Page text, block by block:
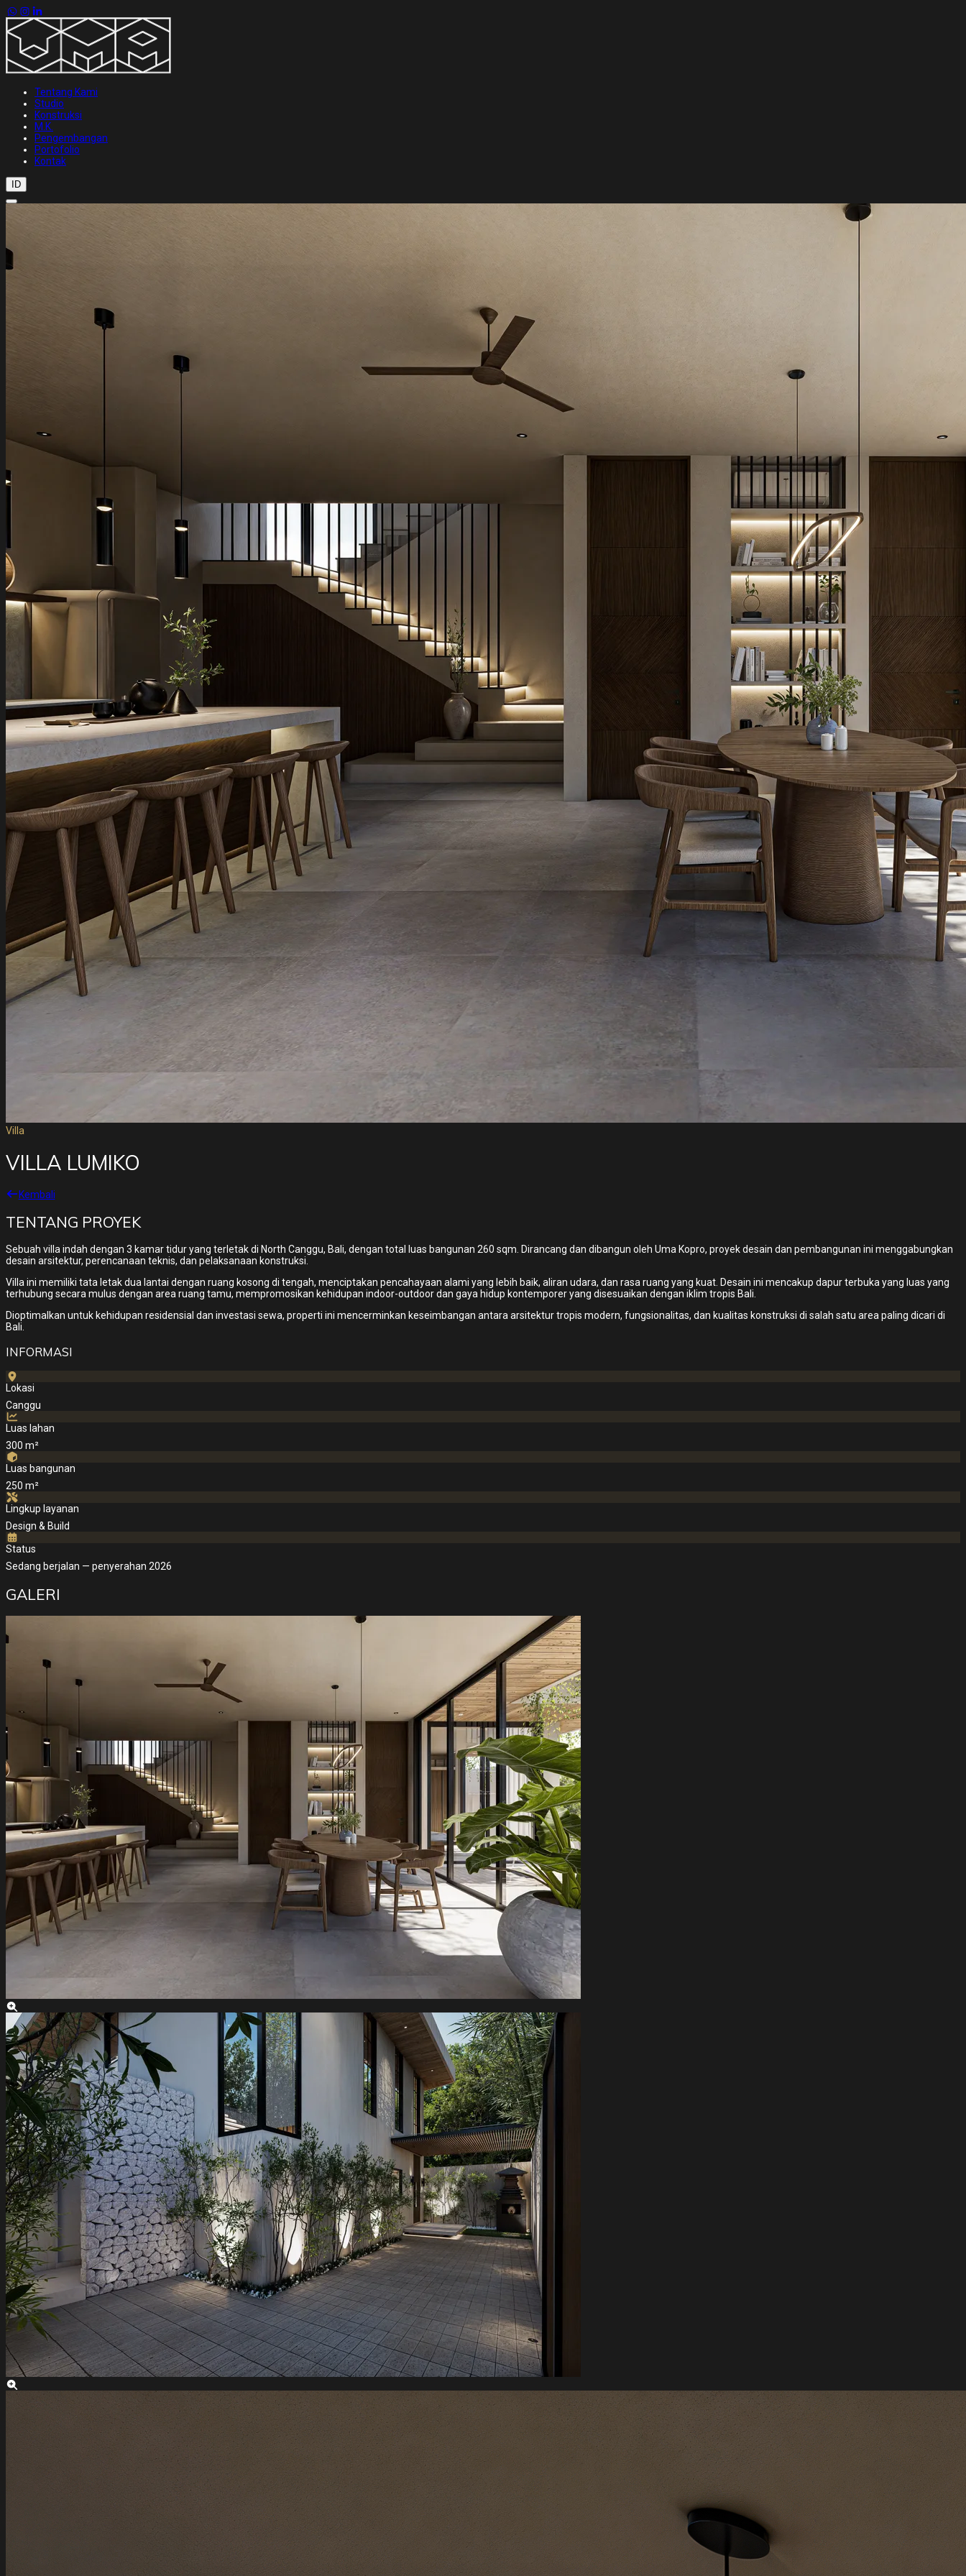
Tentang Kami
Studio
Konstruksi
M.K.
Pengembangan
Portofolio
Kontak
ID
Villa
VILLA LUMIKO
Kembali
TENTANG PROYEK
Sebuah villa indah dengan 3 kamar tidur yang terletak di North Canggu, Bali, dengan total luas bangunan 260 sqm. Dirancang dan dibangun oleh Uma Kopro, proyek desain dan pembangunan ini menggabungkan
desain arsitektur, perencanaan teknis, dan pelaksanaan konstruksi.
Villa ini memiliki tata letak dua lantai dengan ruang kosong di tengah, menciptakan pencahayaan alami yang lebih baik, aliran udara, dan rasa ruang yang kuat. Desain ini mencakup dapur terbuka yang luas yang
terhubung secara mulus dengan area ruang tamu, mempromosikan kehidupan indoor-outdoor dan gaya hidup kontemporer yang disesuaikan dengan iklim tropis Bali.
Dioptimalkan untuk kehidupan residensial dan investasi sewa, properti ini mencerminkan keseimbangan antara arsitektur tropis modern, fungsionalitas, dan kualitas konstruksi di salah satu area paling dicari di
Bali.
INFORMASI
Lokasi
Canggu
Luas lahan
300 m²
Luas bangunan
250 m²
Lingkup layanan
Design & Build
Status
Sedang berjalan — penyerahan 2026
GALERI